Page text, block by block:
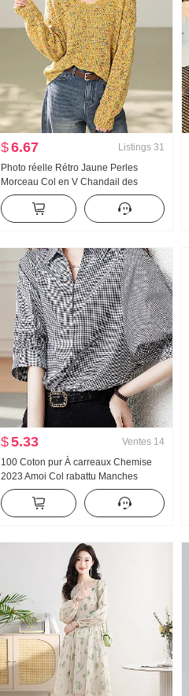
$6.67 Listings 31
Photo réelle Rétro Jaune Perles
Morceau Col en V Chandail des
femmes 2025 Automne Hiver
Nouveau Couleur Point d'étoile
Conception Sens Petite taille Tricoté
$5.33 Ventes 14
100 Coton pur À carreaux Chemise
2023 Amoi Col rabattu Manches
courtes Chemise Vêtements pour
femmes Nouveau Top